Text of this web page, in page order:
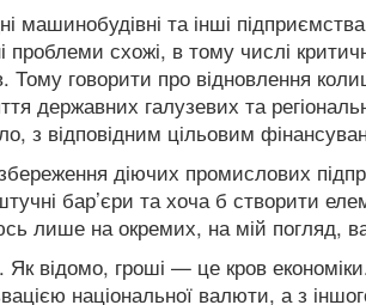
машинобудівні та інші
проблеми схожі, в тому числі
Тому говорити про відновлення
державних галузевих та
з відповідним цільовим
діючих промислових
бар’єри та хоча б створити
лише на окремих, на мій погляд,
. Як відомо, гроші — це кров
національної валюти, а з